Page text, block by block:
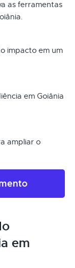
as ferramentas
impacto em um
em Goiânia
ampliar o
em